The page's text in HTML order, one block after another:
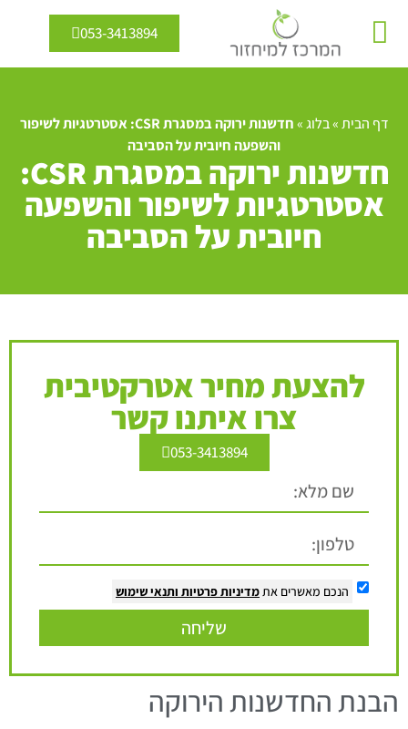
053-3413894
דף הבית»בלוג»
חדשנות ירוקה במסגרת CSR: אסטרטגיות לשיפור
והשפעה חיובית על הסביבה
חדשנות ירוקה במסגרת CSR:
אסטרטגיות לשיפור והשפעה
חיובית על הסביבה
להצעת מחיר אטרקטיבית
צרו איתנו קשר
053-3413894
הנכם מאשרים את מדיניות פרטיות ותנאי שימוש
שליחה
הבנת החדשנות הירוקה